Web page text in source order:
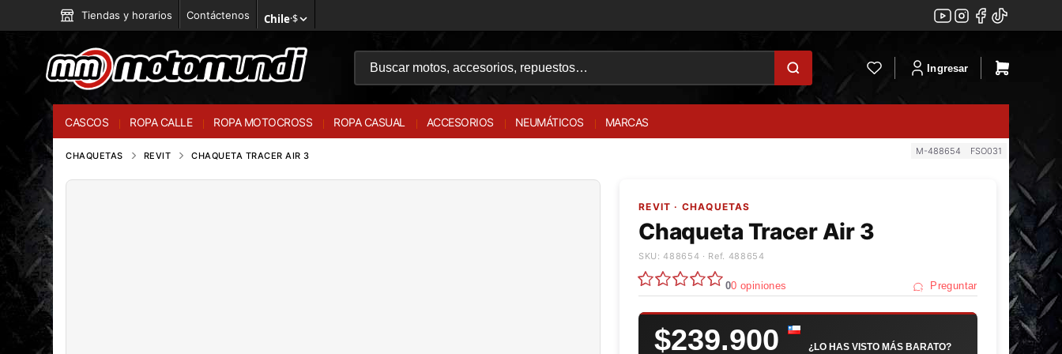
Tiendas y horarios Contáctenos Chile·$
Ingresar
CASCOS ROPA CALLE ROPA MOTOCROSS ROPA CASUAL ACCESORIOS NEUMÁTICOS MARCAS
CHAQUETAS REVIT CHAQUETA TRACER AIR 3 M-488654 FSO031
REVIT · CHAQUETAS
Chaqueta Tracer Air 3
SKU: 488654 · Ref. 488654
00 opiniones Preguntar
$239.900 ¿LO HAS VISTO MÁS BARATO?